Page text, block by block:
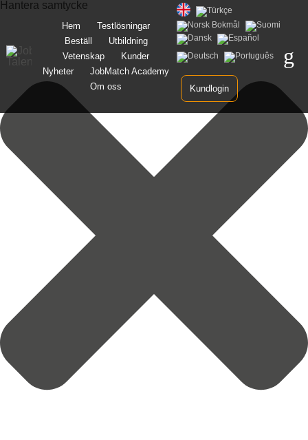
Hantera samtycke
Gå
till
innehåll
Hem
Testlösningar
Beställ
Utbildning
Vetenskap
Kunder
Nyheter
JobMatch Academy
Om oss
Kundlogin